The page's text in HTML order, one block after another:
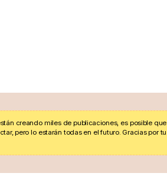
creando miles de publicaciones, es posible que
pero lo estarán todas en el futuro. Gracias por tu